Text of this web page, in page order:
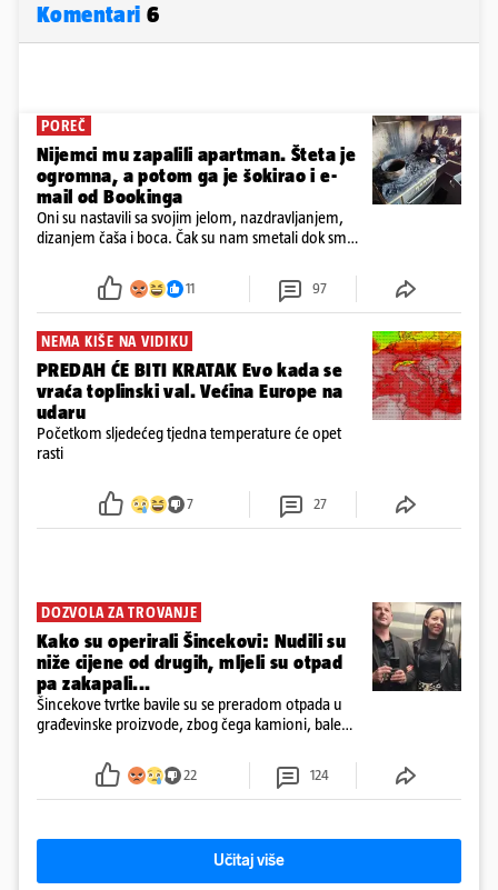
Komentari 6
POREČ
Nijemci mu zapalili apartman. Šteta je
ogromna, a potom ga je šokirao i e-
mail od Bookinga
Oni su nastavili sa svojim jelom, nazdravljanjem,
dizanjem čaša i boca. Čak su nam smetali dok smo
požar, rekao je vlasnik
11 97
NEMA KIŠE NA VIDIKU
PREDAH ĆE BITI KRATAK Evo kada se
vraća toplinski val. Većina Europe na
udaru
Početkom sljedećeg tjedna temperature će opet
rasti
7 27
DOZVOLA ZA TROVANJE
Kako su operirali Šincekovi: Nudili su
niže cijene od drugih, mljeli su otpad
pa zakapali...
Šincekove tvrtke bavile su se preradom otpada u
građevinske proizvode, zbog čega kamioni, bale
22 124
Učitaj više